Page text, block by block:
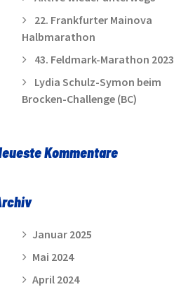
22. Frankfurter Mainova
Halbmarathon
43. Feldmark-Marathon 2023
Lydia Schulz-Symon beim
Brocken-Challenge (BC)
Kommentare
Januar 2025
Mai 2024
April 2024